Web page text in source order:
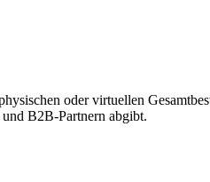
oder virtuellen
B2B-Partnern abgibt.